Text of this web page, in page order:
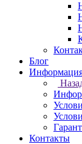
Блог
Контакты